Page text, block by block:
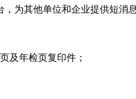
为其他单位和企业提供短消
及年检页复印件；